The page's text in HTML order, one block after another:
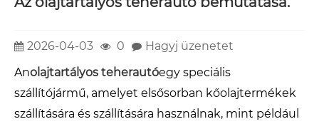
2026-04-03 0
Hagyj üzenetet
Anolajtartályos teherautóegy speciális
szállítójármű, amelyet elsősorban kőolajtermékek
szállítására és szállítására használnak, mint például